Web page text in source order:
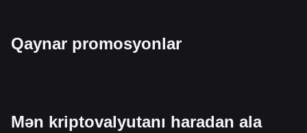
Qaynar promosyonlar
Mən kriptovalyutanı haradan ala